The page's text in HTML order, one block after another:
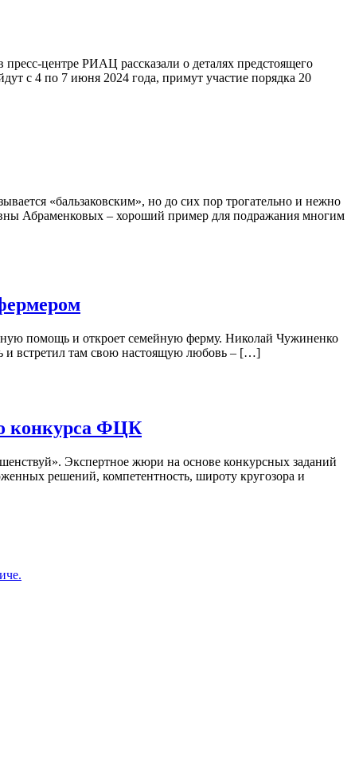
центре РИАЦ рассказали о деталях предстоящего
с 4 по 7 июня 2024 года, примут участие порядка 20
«бальзаковским», но до сих пор трогательно и нежно
Абраменковых – хороший пример для подражания многим
помощь и откроет семейную ферму. Николай Чужиненко
и встретил там свою настоящую любовь – […]
конкурса ФЦК
Экспертное жюри на основе конкурсных заданий
решений, компетентность, широту кругозора и